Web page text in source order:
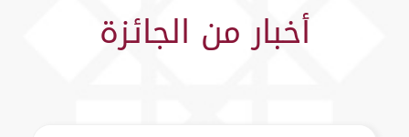
أخبار من الجائزة